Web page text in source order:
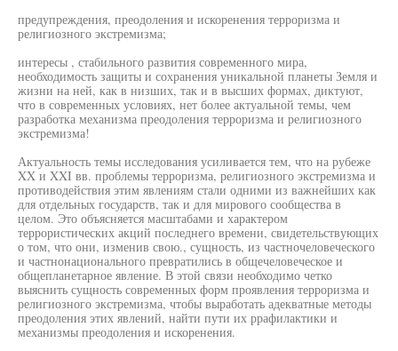
предупреждения, преодоления и искоренения терроризма и
религиозного экстремизма;
интересы , стабильного развития современного мира,
необходимость защиты и сохранения уникальной планеты Земля и
жизни на ней, как в низших, так и в высших формах, диктуют,
что в современных условиях, нет более актуальной темы, чем
разработка механизма преодоления терроризма и религиозного
экстремизма!
Актуальность темы исследования усиливается тем, что на рубеже
XX и XXI вв. проблемы терроризма, религиозного экстремизма и
противодействия этим явлениям стали одними из важнейших как
для отдельных государств, так и для мирового сообщества в
целом. Это объясняется масштабами и характером
террористических акций последнего времени, свидетельствующих
о том, что они, изменив свою., сущность, из частночеловеческого
и частнонационального превратились в общечеловеческое и
общепланетарное явление. В этой связи необходимо четко
выяснить сущность современных форм проявления терроризма и
религиозного экстремизма, чтобы выработать адекватные методы
преодоления этих явлений, найти пути их ррафилактики и
механизмы преодоления и искоренения.